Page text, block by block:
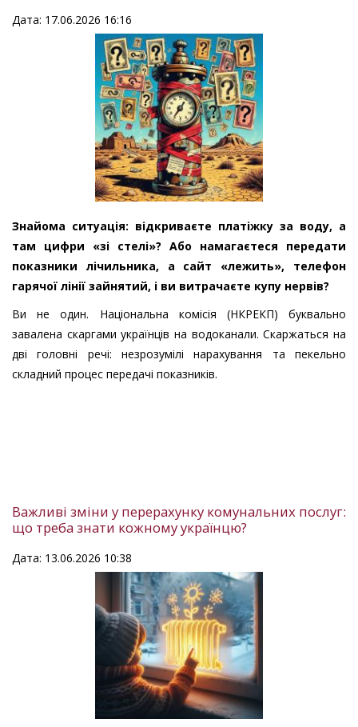
Дата: 17.06.2026 16:16
Знайома ситуація: відкриваєте платіжку за воду, а
там цифри «зі стелі»? Або намагаєтеся передати
показники лічильника, а сайт «лежить», телефон
гарячої лінії зайнятий, і ви витрачаєте купу нервів?
Ви не один. Національна комісія (НКРЕКП) буквально
завалена скаргами українців на водоканали. Скаржаться на
дві головні речі: незрозумілі нарахування та пекельно
складний процес передачі показників.
Важливі зміни у перерахунку комунальних послуг:
що треба знати кожному українцю?
Дата: 13.06.2026 10:38